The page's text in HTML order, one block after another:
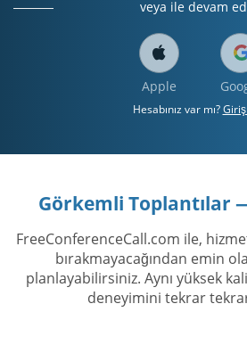
veya ile devam
Apple
Hesabınız var mı?
Görkemli Toplantılar
FreeConferenceCall.com ile,
bırakmayacağından emin
planlayabilirsiniz. Aynı yüksek
deneyimini tekrar